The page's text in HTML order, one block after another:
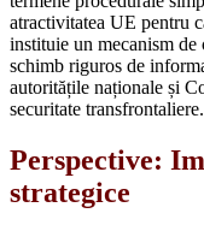
atractivitatea UE pentru
instituie un mecanism de
schimb riguros de
autoritățile naționale și
securitate transfrontaliere.
Perspective:
strategice